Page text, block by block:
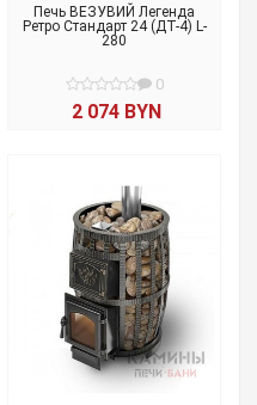
Печь ВЕЗУВИЙ Легенда
Ретро Стандарт 24 (ДТ-4) L-
280
0
2 074 BYN